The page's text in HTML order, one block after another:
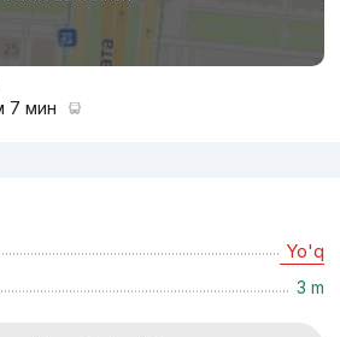
7 мин
Yo'q
3 m